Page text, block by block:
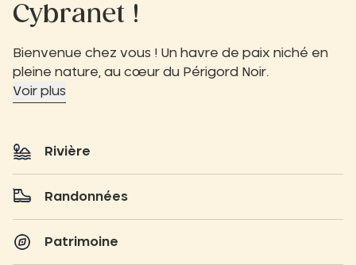
Cybranet !
Bienvenue chez vous ! Un havre de paix niché en
pleine nature, au cœur du Périgord Noir.
Voir plus
Rivière
Randonnées
Patrimoine